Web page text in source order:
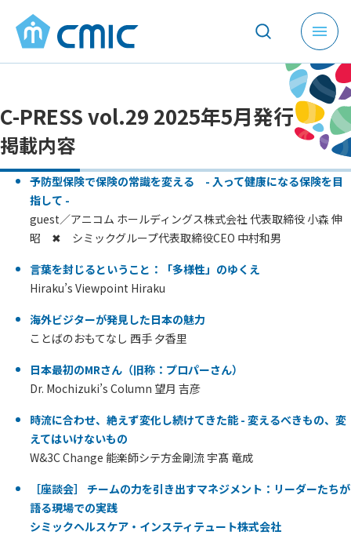
メ
ニ
ュ
ー
を
開
く
C-PRESS vol.29 2025年5月発行
掲載内容
予防型保険で保険の常識を変える - 入って健康になる保険を目
指して -
guest／アニコム ホールディングス株式会社 代表取締役 小森 伸
昭 ✖ シミックグループ代表取締役CEO 中村和男
言葉を封じるということ：「多様性」のゆくえ
Hiraku’s Viewpoint Hiraku
海外ビジターが発見した日本の魅力
ことばのおもてなし 西手 夕香里
日本最初のMRさん（旧称：プロパーさん）
Dr. Mochizuki’s Column 望月 吉彦
時流に合わせ、絶えず変化し続けてきた能 - 変えるべきもの、変
えてはいけないもの
W&3C Change 能楽師シテ方金剛流 宇髙 竜成
［座談会］ チームの力を引き出すマネジメント：リーダーたちが
語る現場での実践
シミックヘルスケア・インスティテュート株式会社